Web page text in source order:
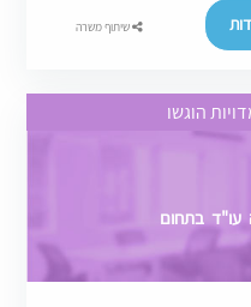
שיתוף משרה
הוגשו
עו"ד בתחום